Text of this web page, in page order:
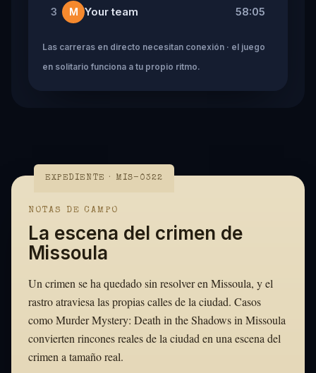
3 M Your team 58:05
Las carreras en directo necesitan conexión · el juego
en solitario funciona a tu propio ritmo.
EXPEDIENTE · MIS-0322
NOTAS DE CAMPO
La escena del crimen de
Missoula
Un crimen se ha quedado sin resolver en Missoula, y el
rastro atraviesa las propias calles de la ciudad. Casos
como Murder Mystery: Death in the Shadows in Missoula
convierten rincones reales de la ciudad en una escena del
crimen a tamaño real.